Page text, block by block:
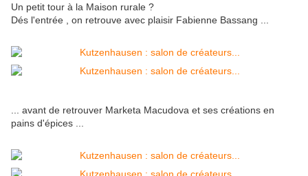
Un petit tour à la Maison rurale ?
Dés l'entrée , on retrouve avec plaisir Fabienne Bassang ...
... avant de retrouver Marketa Macudova et ses créations en
pains d'épices ...